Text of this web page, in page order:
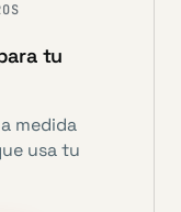
tu
medida
usa tu